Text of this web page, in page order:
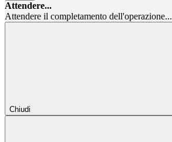
Attendere...
Attendere il completamento dell'operazione...
Chiudi